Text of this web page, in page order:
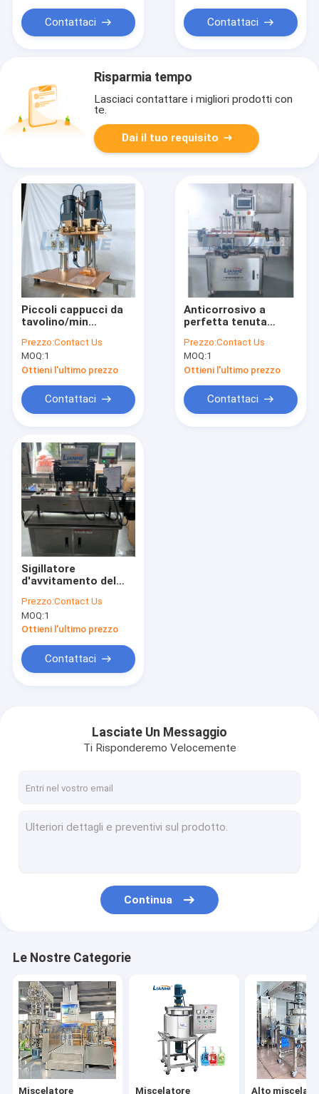
Giro della fabbrica
Richieda una citazione
Miscelatore dell'emulsionante di vuoto
Miscelatore dell'emulsionante dell'omogeneizzatore
Alto miscelatore dell'emulsionante del taglio
Contattaci
bottigliaContattaci
Risparmia tempo
Lasciaci contattare i migliori prodotti con
te.
Dai il tuo requisito
Piccoli cappucci da
tavolino/min
semi della tappatrice
della bottiglia
Prezzo:Contact Us
MOQ:1
Ottieni l'ultimo prezzo
Contattaci
Anticorrosivo a
perfetta tenuta
tappatrice e
dell'imbottigliamento
Prezzo:Contact Us
MOQ:1
Ottieni l'ultimo prezzo
Contattaci
Sigillatore
d'avvitamento del
della macchina del
cappuccio
automatico 304 di
Prezzo:Contact Us
MOQ:1
Ottieni l'ultimo prezzo
Contattaci
Lasciate Un Messaggio
Ti Risponderemo Velocemente
Continua
Le Nostre Categorie
Miscelatore Miscelatore Alto